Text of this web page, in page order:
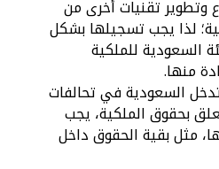
وتطوير تقنيات أخرى من
لذا يجب تسجيلها بشكل
السعودية للملكية
منها.
السعودية في تحالفات
بحقوق الملكية، يجب
مثل بقية الحقوق داخل